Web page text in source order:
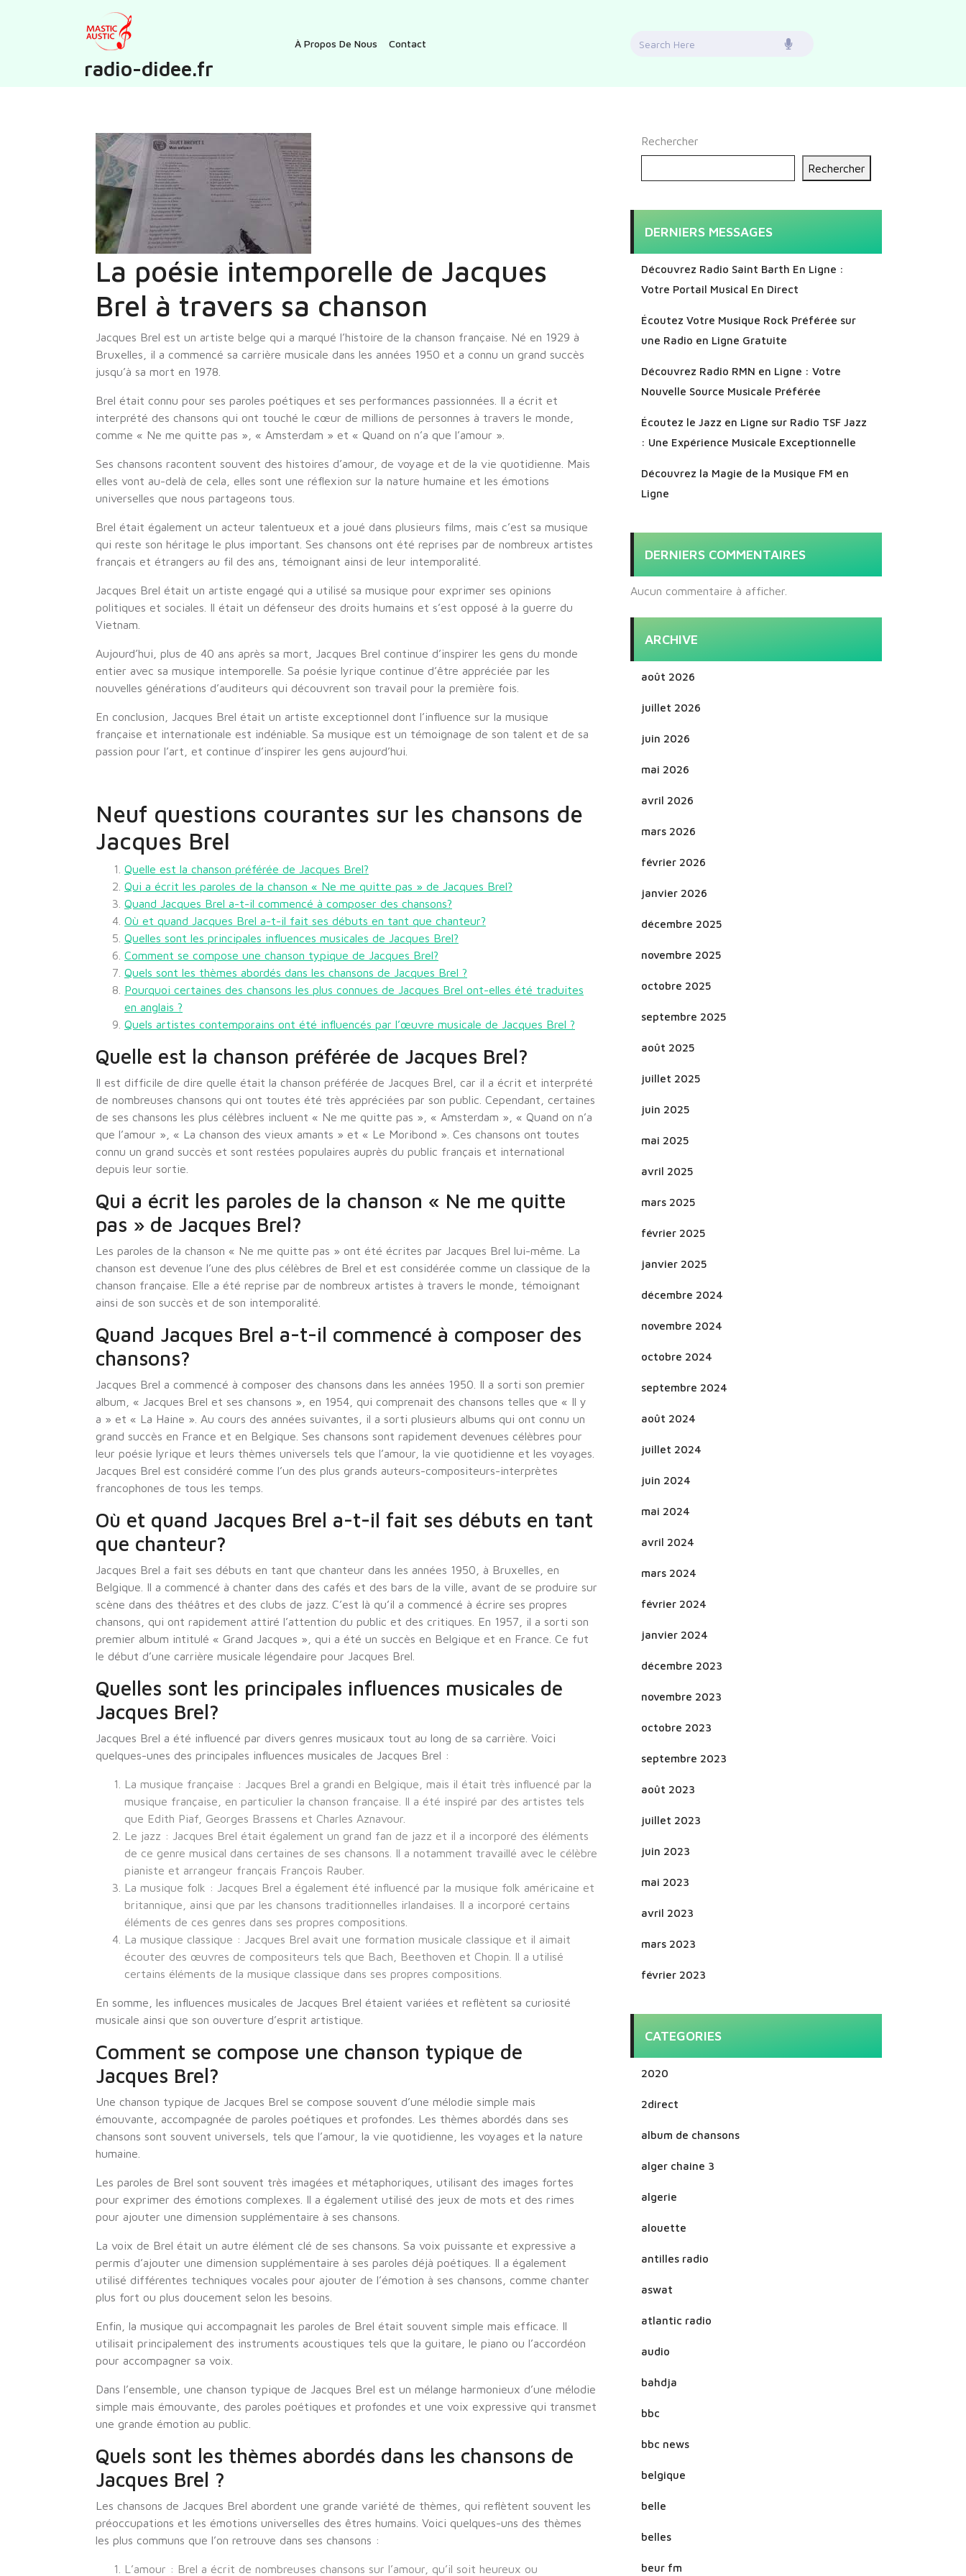
radio-didee.fr
À Propos De Nous Contact
Search
La poésie intemporelle de Jacques
Brel à travers sa chanson
Jacques Brel est un artiste belge qui a marqué l’histoire de la chanson française. Né en 1929 à
Bruxelles, il a commencé sa carrière musicale dans les années 1950 et a connu un grand succès
jusqu’à sa mort en 1978.
Brel était connu pour ses paroles poétiques et ses performances passionnées. Il a écrit et
interprété des chansons qui ont touché le cœur de millions de personnes à travers le monde,
comme « Ne me quitte pas », « Amsterdam » et « Quand on n’a que l’amour ».
Ses chansons racontent souvent des histoires d’amour, de voyage et de la vie quotidienne. Mais
elles vont au-delà de cela, elles sont une réflexion sur la nature humaine et les émotions
universelles que nous partageons tous.
Brel était également un acteur talentueux et a joué dans plusieurs films, mais c’est sa musique
qui reste son héritage le plus important. Ses chansons ont été reprises par de nombreux artistes
français et étrangers au fil des ans, témoignant ainsi de leur intemporalité.
Jacques Brel était un artiste engagé qui a utilisé sa musique pour exprimer ses opinions
politiques et sociales. Il était un défenseur des droits humains et s’est opposé à la guerre du
Vietnam.
Aujourd’hui, plus de 40 ans après sa mort, Jacques Brel continue d’inspirer les gens du monde
entier avec sa musique intemporelle. Sa poésie lyrique continue d’être appréciée par les
nouvelles générations d’auditeurs qui découvrent son travail pour la première fois.
En conclusion, Jacques Brel était un artiste exceptionnel dont l’influence sur la musique
française et internationale est indéniable. Sa musique est un témoignage de son talent et de sa
passion pour l’art, et continue d’inspirer les gens aujourd’hui.
Neuf questions courantes sur les chansons de
Jacques Brel
Quelle est la chanson préférée de Jacques Brel?
Qui a écrit les paroles de la chanson « Ne me quitte pas » de Jacques Brel?
Quand Jacques Brel a-t-il commencé à composer des chansons?
Où et quand Jacques Brel a-t-il fait ses débuts en tant que chanteur?
Quelles sont les principales influences musicales de Jacques Brel?
Comment se compose une chanson typique de Jacques Brel?
Quels sont les thèmes abordés dans les chansons de Jacques Brel ?
Pourquoi certaines des chansons les plus connues de Jacques Brel ont-elles été traduites
en anglais ?
Quels artistes contemporains ont été influencés par l’œuvre musicale de Jacques Brel ?
Quelle est la chanson préférée de Jacques Brel?
Il est difficile de dire quelle était la chanson préférée de Jacques Brel, car il a écrit et interprété
de nombreuses chansons qui ont toutes été très appréciées par son public. Cependant, certaines
de ses chansons les plus célèbres incluent « Ne me quitte pas », « Amsterdam », « Quand on n’a
que l’amour », « La chanson des vieux amants » et « Le Moribond ». Ces chansons ont toutes
connu un grand succès et sont restées populaires auprès du public français et international
depuis leur sortie.
Qui a écrit les paroles de la chanson « Ne me quitte
pas » de Jacques Brel?
Les paroles de la chanson « Ne me quitte pas » ont été écrites par Jacques Brel lui-même. La
chanson est devenue l’une des plus célèbres de Brel et est considérée comme un classique de la
chanson française. Elle a été reprise par de nombreux artistes à travers le monde, témoignant
ainsi de son succès et de son intemporalité.
Quand Jacques Brel a-t-il commencé à composer des
chansons?
Jacques Brel a commencé à composer des chansons dans les années 1950. Il a sorti son premier
album, « Jacques Brel et ses chansons », en 1954, qui comprenait des chansons telles que « Il y
a » et « La Haine ». Au cours des années suivantes, il a sorti plusieurs albums qui ont connu un
grand succès en France et en Belgique. Ses chansons sont rapidement devenues célèbres pour
leur poésie lyrique et leurs thèmes universels tels que l’amour, la vie quotidienne et les voyages.
Jacques Brel est considéré comme l’un des plus grands auteurs-compositeurs-interprètes
francophones de tous les temps.
Où et quand Jacques Brel a-t-il fait ses débuts en tant
que chanteur?
Jacques Brel a fait ses débuts en tant que chanteur dans les années 1950, à Bruxelles, en
Belgique. Il a commencé à chanter dans des cafés et des bars de la ville, avant de se produire sur
scène dans des théâtres et des clubs de jazz. C’est là qu’il a commencé à écrire ses propres
chansons, qui ont rapidement attiré l’attention du public et des critiques. En 1957, il a sorti son
premier album intitulé « Grand Jacques », qui a été un succès en Belgique et en France. Ce fut
le début d’une carrière musicale légendaire pour Jacques Brel.
Quelles sont les principales influences musicales de
Jacques Brel?
Jacques Brel a été influencé par divers genres musicaux tout au long de sa carrière. Voici
quelques-unes des principales influences musicales de Jacques Brel :
La musique française : Jacques Brel a grandi en Belgique, mais il était très influencé par la
musique française, en particulier la chanson française. Il a été inspiré par des artistes tels
que Edith Piaf, Georges Brassens et Charles Aznavour.
Le jazz : Jacques Brel était également un grand fan de jazz et il a incorporé des éléments
de ce genre musical dans certaines de ses chansons. Il a notamment travaillé avec le célèbre
pianiste et arrangeur français François Rauber.
La musique folk : Jacques Brel a également été influencé par la musique folk américaine et
britannique, ainsi que par les chansons traditionnelles irlandaises. Il a incorporé certains
éléments de ces genres dans ses propres compositions.
La musique classique : Jacques Brel avait une formation musicale classique et il aimait
écouter des œuvres de compositeurs tels que Bach, Beethoven et Chopin. Il a utilisé
certains éléments de la musique classique dans ses propres compositions.
En somme, les influences musicales de Jacques Brel étaient variées et reflètent sa curiosité
musicale ainsi que son ouverture d’esprit artistique.
Comment se compose une chanson typique de
Jacques Brel?
Une chanson typique de Jacques Brel se compose souvent d’une mélodie simple mais
émouvante, accompagnée de paroles poétiques et profondes. Les thèmes abordés dans ses
chansons sont souvent universels, tels que l’amour, la vie quotidienne, les voyages et la nature
humaine.
Les paroles de Brel sont souvent très imagées et métaphoriques, utilisant des images fortes
pour exprimer des émotions complexes. Il a également utilisé des jeux de mots et des rimes
pour ajouter une dimension supplémentaire à ses chansons.
La voix de Brel était un autre élément clé de ses chansons. Sa voix puissante et expressive a
permis d’ajouter une dimension supplémentaire à ses paroles déjà poétiques. Il a également
utilisé différentes techniques vocales pour ajouter de l’émotion à ses chansons, comme chanter
plus fort ou plus doucement selon les besoins.
Enfin, la musique qui accompagnait les paroles de Brel était souvent simple mais efficace. Il
utilisait principalement des instruments acoustiques tels que la guitare, le piano ou l’accordéon
pour accompagner sa voix.
Dans l’ensemble, une chanson typique de Jacques Brel est un mélange harmonieux d’une mélodie
simple mais émouvante, des paroles poétiques et profondes et une voix expressive qui transmet
une grande émotion au public.
Quels sont les thèmes abordés dans les chansons de
Jacques Brel ?
Les chansons de Jacques Brel abordent une grande variété de thèmes, qui reflètent souvent les
préoccupations et les émotions universelles des êtres humains. Voici quelques-uns des thèmes
les plus communs que l’on retrouve dans ses chansons :
L’amour : Brel a écrit de nombreuses chansons sur l’amour, qu’il soit heureux ou
Rechercher
Rechercher
DERNIERS MESSAGES
Découvrez Radio Saint Barth En Ligne :
Votre Portail Musical En Direct
Écoutez Votre Musique Rock Préférée sur
une Radio en Ligne Gratuite
Découvrez Radio RMN en Ligne : Votre
Nouvelle Source Musicale Préférée
Écoutez le Jazz en Ligne sur Radio TSF Jazz
: Une Expérience Musicale Exceptionnelle
Découvrez la Magie de la Musique FM en
Ligne
DERNIERS COMMENTAIRES
Aucun commentaire à afficher.
ARCHIVE
août 2026
juillet 2026
juin 2026
mai 2026
avril 2026
mars 2026
février 2026
janvier 2026
décembre 2025
novembre 2025
octobre 2025
septembre 2025
août 2025
juillet 2025
juin 2025
mai 2025
avril 2025
mars 2025
février 2025
janvier 2025
décembre 2024
novembre 2024
octobre 2024
septembre 2024
août 2024
juillet 2024
juin 2024
mai 2024
avril 2024
mars 2024
février 2024
janvier 2024
décembre 2023
novembre 2023
octobre 2023
septembre 2023
août 2023
juillet 2023
juin 2023
mai 2023
avril 2023
mars 2023
février 2023
CATEGORIES
2020
2direct
album de chansons
alger chaine 3
algerie
alouette
antilles radio
aswat
atlantic radio
audio
bahdja
bbc
bbc news
belgique
belle
belles
beur fm